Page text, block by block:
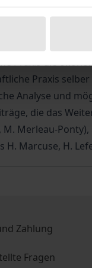
und globalen
von Marx aufs
Ökonomie
Praxis die
Praxis
Analyse und
die das
M. Merleau-
H. Marcuse, H.
Zahlung
Fragen